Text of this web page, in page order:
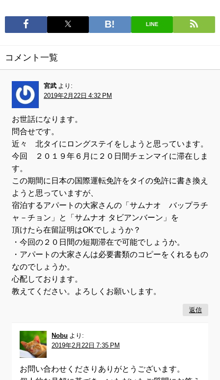
LINE
コメント一覧
宮武 より:
2019年2月22日 4:32 PM
お世話になります。
問合せです。
近々 北タイにロングステイをしようと思っています。
今回 ２０１９年６月に２０日間チェンマイに滞在しま
す。
この期間に日本の国際運転免許をタイの免許に書き換え
ようと思っていますが、
宿泊するアパートの大家さんの「サムナオ バップラチ
ャ－チョン」と「サムナオ タビアンバーン」を
頂けたら在留証明はOKでしょうか？
・今回の２０日間の短期滞在で可能でしょうか。
・アパートの大家さんは必要書類のコピーをくれるもの
なのでしょうか。
心配しております。
教えてください。よろしくお願いします。
返信
Nobu より:
2019年2月22日 7:35 PM
お問い合わせくださりありがとうございます。